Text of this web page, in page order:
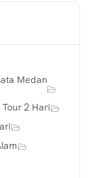
Medan
Tour 2 Hari